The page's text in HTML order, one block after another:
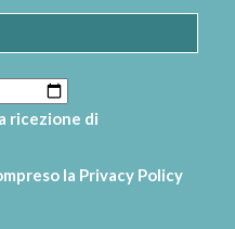
ricezione di
la Privacy Policy